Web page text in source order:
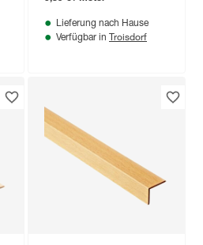
Lieferung nach Hause
Verfügbar in Troisdorf